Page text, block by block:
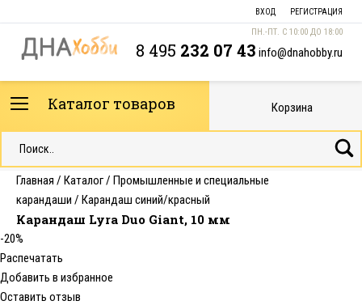
ВХОД РЕГИСТРАЦИЯ
ПН.-ПТ. С 10:00 ДО 18:00
8 495 232 07 43 info@dnahobby.ru
Каталог товаров Корзина
Главная / Каталог/ Промышленные и специальные
карандаши / Карандаш синий/красный
Карандаш Lyra Duo Giant, 10 мм
-20%
Распечатать
Добавить в избранное
Оставить отзыв